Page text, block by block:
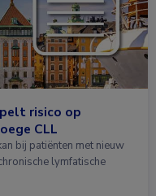
risico op
CLL
bij patiënten met nieuw
lymfatische